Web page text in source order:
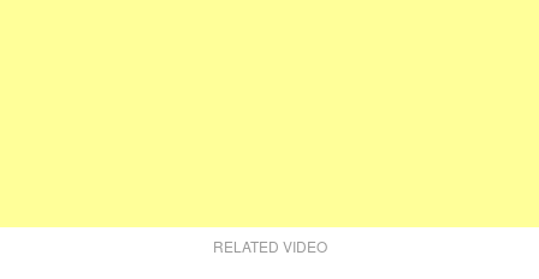
RELATED VIDEO